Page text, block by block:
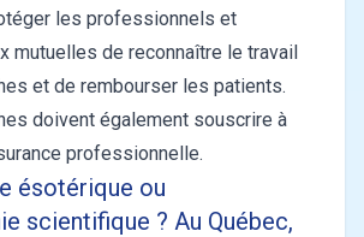
les professionnels et
mutuelles de reconnaître le travail
et de rembourser les patients.
doivent également souscrire à
professionnelle.
ésotérique ou
scientifique ? Au Québec,